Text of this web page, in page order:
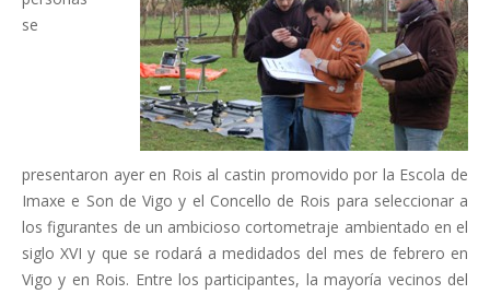
se
presentaron ayer en Rois al castin promovido por la Escola de
Imaxe e Son de Vigo y el Concello de Rois para seleccionar a
los figurantes de un ambicioso cortometraje ambientado en el
siglo XVI y que se rodará a medidados del mes de febrero en
Vigo y en Rois. Entre los participantes, la mayoría vecinos del